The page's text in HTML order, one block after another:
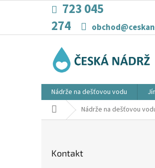
723 045
274
Nádrže na dešťovou vodu
Domů Nádrže na dešťovou
Kontakt